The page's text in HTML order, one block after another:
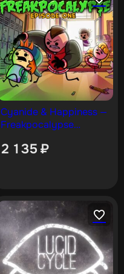
Cyanide & Happiness —
Freakpocalypse
2 135 ₽